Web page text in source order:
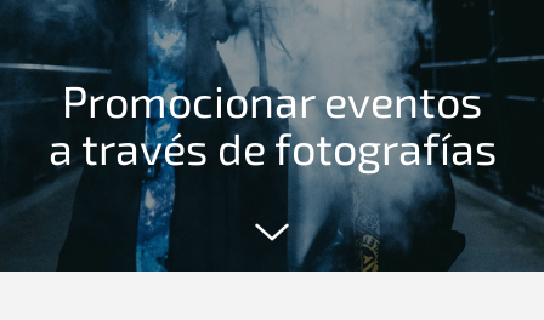
Promocionar eventos
a través de fotografías